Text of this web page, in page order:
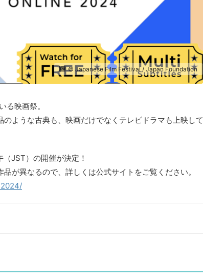
© Japanese Film Festival / Japan Foundation
映画祭。
ような古典も、映画だけでなくテレビドラマも上映して
JST）の開催が決定！
が異なるので、詳しくは公式サイトをご覧ください。